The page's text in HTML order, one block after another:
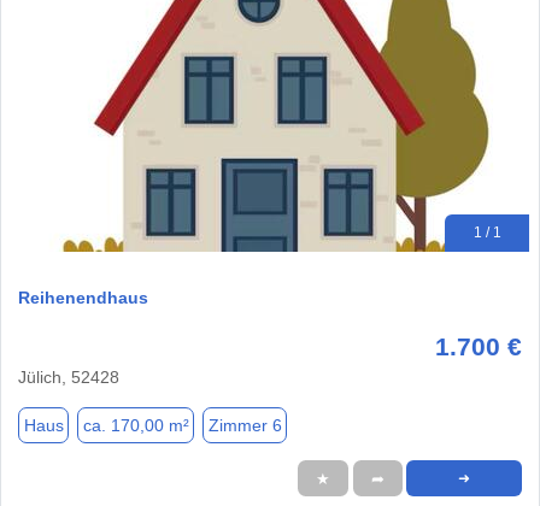
1 / 1
Reihenendhaus
1.700 €
Jülich, 52428
Haus ca. 170,00 m² Zimmer 6
★ ➦ ➜